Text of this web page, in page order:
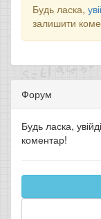
Будь ласка,
залишити
Форум
Будь ласка,
коментар!